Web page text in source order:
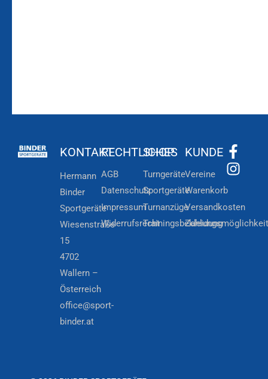
KONTAKT
Hermann
Binder
Sportgeräte
Wiesenstraße
15
4702
Wallern –
Österreich
office@sport-
binder.at
RECHTLICHES
AGB
Datenschutz
Impressum
Widerrufsrecht
SHOP
Turngeräte
Sportgeräte
Turnanzüge
Trainingsbekleidung
KUNDE
Vereine
Warenkorb
Versandkosten